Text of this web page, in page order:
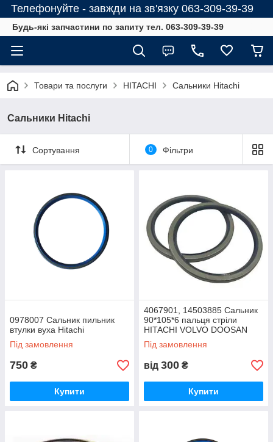
Телефонуйте - завжди на зв'язку 063-309-39-39
Будь-які запчастини по запиту тел. 063-309-39-39
Товари та послуги HITACHI Сальники Hitachi
Сальники Hitachi
Сортування 0 Фільтри
0978007 Сальник пильник
втулки вуха Hitachi
Під замовлення
750 ₴
Купити
4067901, 14503885 Сальник
90*105*6 пальця стріли
HITACHI VOLVO DOOSAN
HYUNDAI Komatsu
Під замовлення
від 300 ₴
Купити